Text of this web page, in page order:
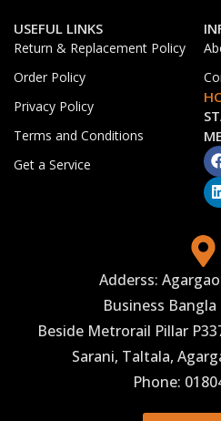
USEFUL LINKS
Return & Replacement Policy
Order Policy
Privacy Policy
Terms and Conditions
Get a Service
Adderss:
Business
Beside Metrorail Pillar
Sarani, Taltala,
Phone: